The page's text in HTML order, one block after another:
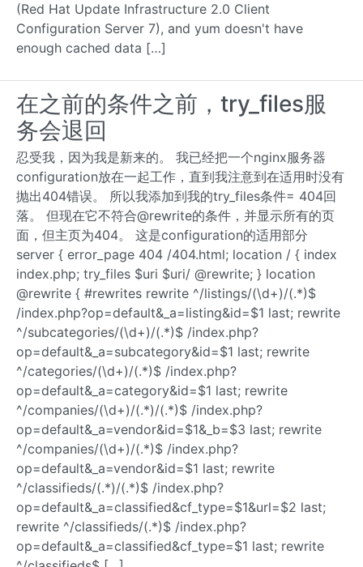
(Red Hat Update Infrastructure 2.0 Client
Configuration Server 7), and yum doesn't have
enough cached data […]
在之前的条件之前，try_files服
务会退回
忍受我，因为我是新来的。 我已经把一个nginx服务器
configuration放在一起工作，直到我注意到在适用时没有
抛出404错误。 所以我添加到我的try_files条件= 404回
落。 但现在它不符合@rewrite的条件，并显示所有的页
面，但主页为404。 这是configuration的适用部分
server { error_page 404 /404.html; location / { index
index.php; try_files $uri $uri/ @rewrite; } location
@rewrite { #rewrites rewrite ^/listings/(\d+)/(.*)$
/index.php?op=default&_a=listing&id=$1 last; rewrite
^/subcategories/(\d+)/(.*)$ /index.php?
op=default&_a=subcategory&id=$1 last; rewrite
^/categories/(\d+)/(.*)$ /index.php?
op=default&_a=category&id=$1 last; rewrite
^/companies/(\d+)/(.*)/(.*)$ /index.php?
op=default&_a=vendor&id=$1&_b=$3 last; rewrite
^/companies/(\d+)/(.*)$ /index.php?
op=default&_a=vendor&id=$1 last; rewrite
^/classifieds/(.*)/(.*)$ /index.php?
op=default&_a=classified&cf_type=$1&url=$2 last;
rewrite ^/classifieds/(.*)$ /index.php?
op=default&_a=classified&cf_type=$1 last; rewrite